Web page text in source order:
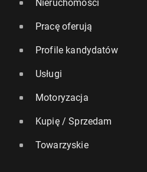
Nieruchomości
Pracę oferują
Profile kandydatów
Usługi
Motoryzacja
Kupię / Sprzedam
Towarzyskie